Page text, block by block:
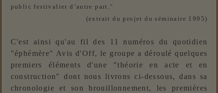
public festivalier d’autre part."
(extrait du projet du séminaire 1995)
C'est ainsi qu'au fil des 11 numéros du quotidien
"éphémère" Avis d'Off, le groupe a déroulé quelques
premiers éléments d'une "théorie en acte et en
construction" dont nous livrons ci-dessous, dans sa
chronologie et son brouillonnement, les premières